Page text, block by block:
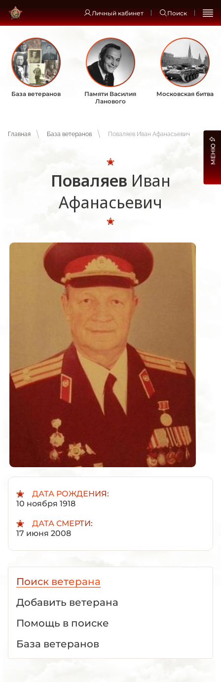
Личный кабинет Поиск
База ветеранов
Памяти Василия
Ланового
Московская битва
Главная База ветеранов Поваляев Иван Афанасьевич
Поваляев Иван
Афанасьевич
ДАТА РОЖДЕНИЯ:
10 ноября 1918
ДАТА СМЕРТИ:
17 июня 2008
Поиск ветерана
Добавить ветерана
Помощь в поиске
База ветеранов
МЕНЮ